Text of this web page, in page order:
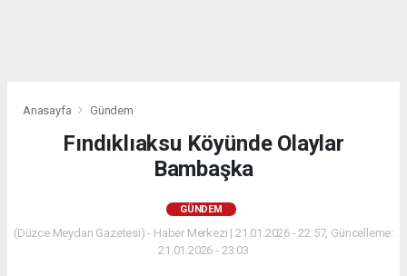
Anasayfa Gündem
Fındıklıaksu Köyünde Olaylar
Bambaşka
GÜNDEM
(Düzce Meydan Gazetesi) - Haber Merkezi | 21.01.2026 - 22:57, Güncelleme:
21.01.2026 - 23:03